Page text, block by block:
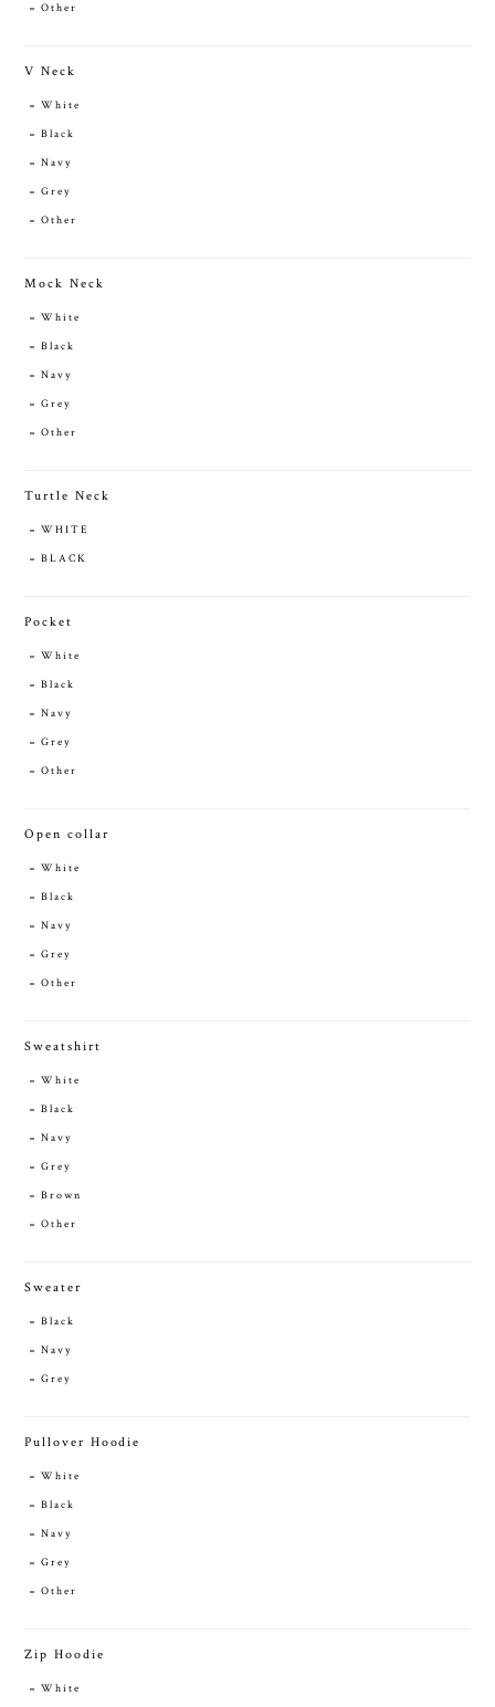
Other
V Neck
White
Black
Navy
Grey
Other
Mock Neck
White
Black
Navy
Grey
Other
Turtle Neck
WHITE
BLACK
Pocket
White
Black
Navy
Grey
Other
Open collar
White
Black
Navy
Grey
Other
Sweatshirt
White
Black
Navy
Grey
Brown
Other
Sweater
Black
Navy
Grey
Pullover Hoodie
White
Black
Navy
Grey
Other
Zip Hoodie
White